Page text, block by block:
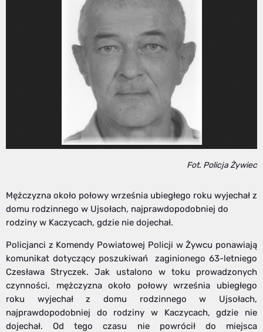
Fot. Policja Żywiec
Mężczyzna około połowy września ubiegłego roku wyjechał z
domu rodzinnego w Ujsołach, najprawdopodobniej do
rodziny w Kaczycach, gdzie nie dojechał.
Policjanci z Komendy Powiatowej Policji w Żywcu ponawiają
komunikat dotyczący poszukiwań zaginionego 63-letniego
Czesława Stryczek. Jak ustalono w toku prowadzonych
czynności, mężczyzna około połowy września ubiegłego
roku wyjechał z domu rodzinnego w Ujsołach,
najprawdopodobniej do rodziny w Kaczycach, gdzie nie
dojechał. Od tego czasu nie powrócił do miejsca